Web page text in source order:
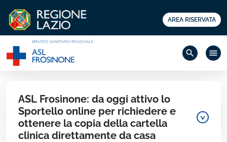
AREA RISERVATA
search menu
ASL Frosinone: da oggi attivo lo
Sportello online per richiedere e
ottenere la copia della cartella
clinica direttamente da casa